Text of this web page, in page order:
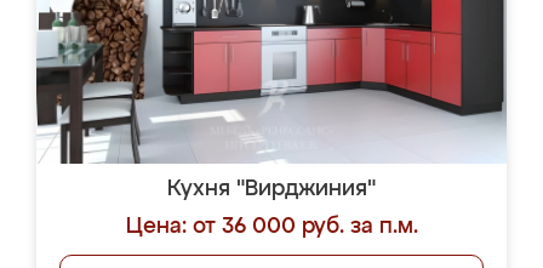
Кухня "Вирджиния"
Цена: от 36 000 руб. за п.м.